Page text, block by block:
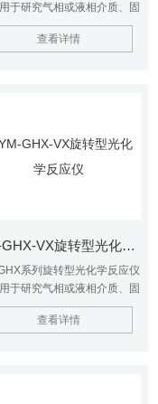
于研究气相或液相介质、固
流动体系、紫外光或模拟可见
照、以及反应容器是否负载
合成、环境保护以及生命科
学等研究领域
查看详情
YM-GHX-VX旋转型光化学反应仪
系列旋转型光化学反应仪
于研究气相或液相介质、固
流动体系、紫外光或模拟可见
照、以及反应容器是否负载
查看详情